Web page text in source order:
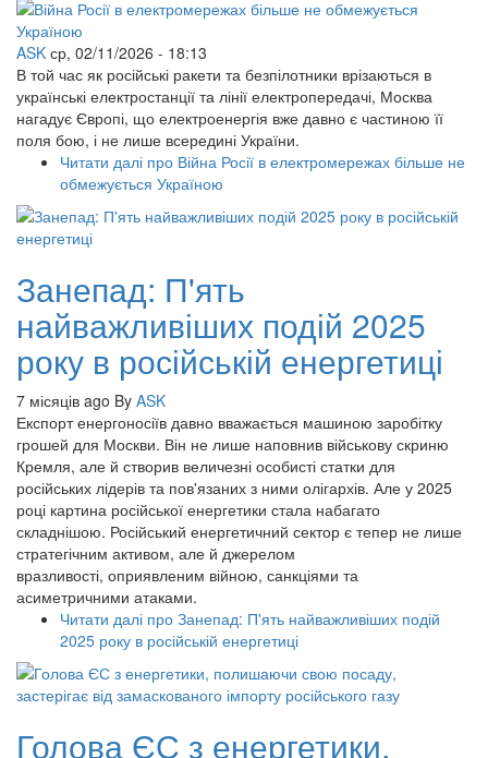
ASK ср, 02/11/2026 - 18:13
В той час як російські ракети та безпілотники врізаються в
українські електростанції та лінії електропередачі, Москва
нагадує Європі, що електроенергія вже давно є частиною її
поля бою, і не лише всередині України.
Читати далі про Війна Росії в електромережах більше не
обмежується Україною
Занепад: П'ять
найважливіших подій 2025
року в російській енергетиці
7 місяців ago By ASK
Експорт енергоносіїв давно вважається машиною заробітку
грошей для Москви. Він не лише наповнив військову скриню
Кремля, але й створив величезні особисті статки для
російських лідерів та пов'язаних з ними олігархів. Але у 2025
році картина російської енергетики стала набагато
складнішою. Російський енергетичний сектор є тепер не лише
стратегічним активом, але й джерелом
вразливості, оприявленим війною, санкціями та
асиметричними атаками.
Читати далі про Занепад: П'ять найважливіших подій
2025 року в російській енергетиці
Голова ЄС з енергетики,